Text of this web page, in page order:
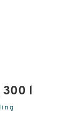
300 l